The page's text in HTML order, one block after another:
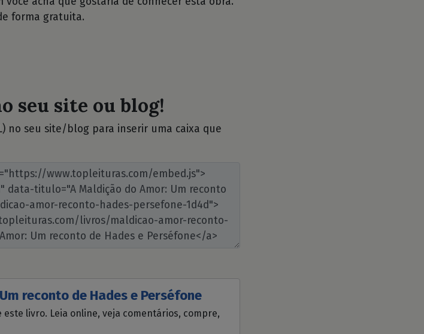
forma gratuita.
seu site ou blog!
no seu site/blog para inserir uma caixa que
reconto de Hades e Perséfone
livro. Leia online, veja comentários, compre,